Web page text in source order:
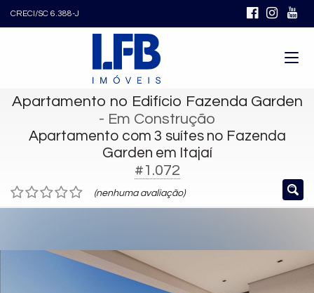
CRECI/SC 6.388-J
Apartamento no Edifício Fazenda Garden
- Em Construção
Apartamento com 3 suítes no Fazenda
Garden em Itajaí
#1.072
(nenhuma avaliação)